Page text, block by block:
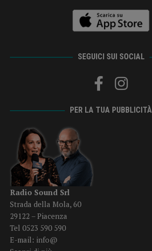
SEGUICI SUI SOCIAL
PER LA TUA PUBBLICITÀ
Radio Sound Srl
Strada della Mola, 60
29122 – Piacenza
Tel 0523 590 590
E-mail: info@